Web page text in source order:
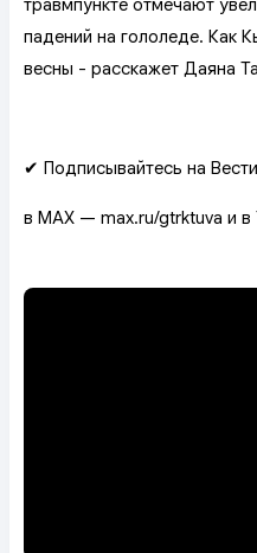
травмпункте отмечают
падений на гололеде. Как
весны - расскажет Даяна
✔ Подписывайтесь на
в MAX — max.ru/gtrktuva и